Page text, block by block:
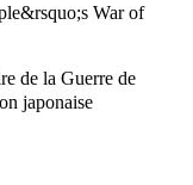
War of
de la Guerre de
japonaise